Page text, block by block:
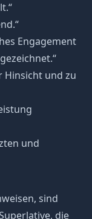
“
Engagement
Hinsicht und zu
und
sind
die